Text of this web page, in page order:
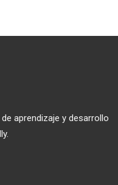
aprendizaje y desarrollo